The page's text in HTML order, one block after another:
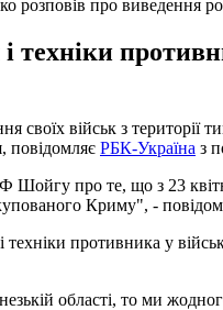
розповів про виведення
техніки
своїх військ з
повідомляє РБК-Україна з
Шойгу про те, що з 23
Криму", -
противника у
області, то ми